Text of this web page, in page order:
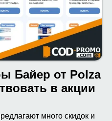
Байер от Polza
в акции
много скидок и